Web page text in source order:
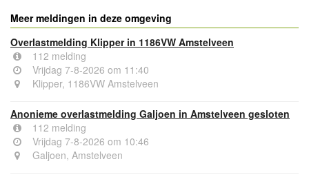
Meer meldingen in deze omgeving
Overlastmelding Klipper in 1186VW Amstelveen
112 melding
Vrijdag 7-8-2026 om 11:40
Klipper, 1186VW Amstelveen
Anonieme overlastmelding Galjoen in Amstelveen gesloten
112 melding
Vrijdag 7-8-2026 om 10:46
Galjoen, Amstelveen